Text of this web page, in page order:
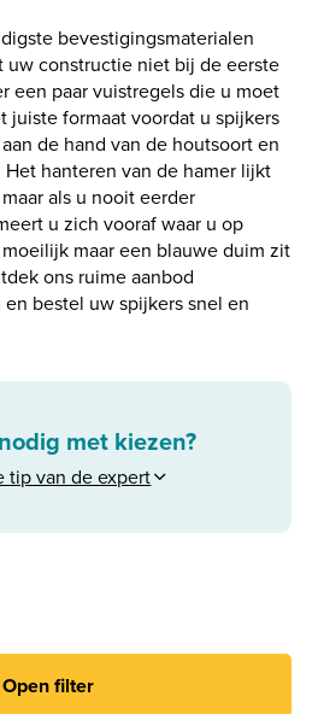
bevestigingsmaterialen
uw constructie niet bij de eerste
een paar vuistregels die u moet
juiste formaat voordat u spijkers
de hand van de houtsoort en
hanteren van de hamer lijkt
als u nooit eerder
u zich vooraf waar u op
maar een blauwe duim zit
ons ruime aanbod
bestel uw spijkers snel en
met kiezen?
tip van de expert
Open filter